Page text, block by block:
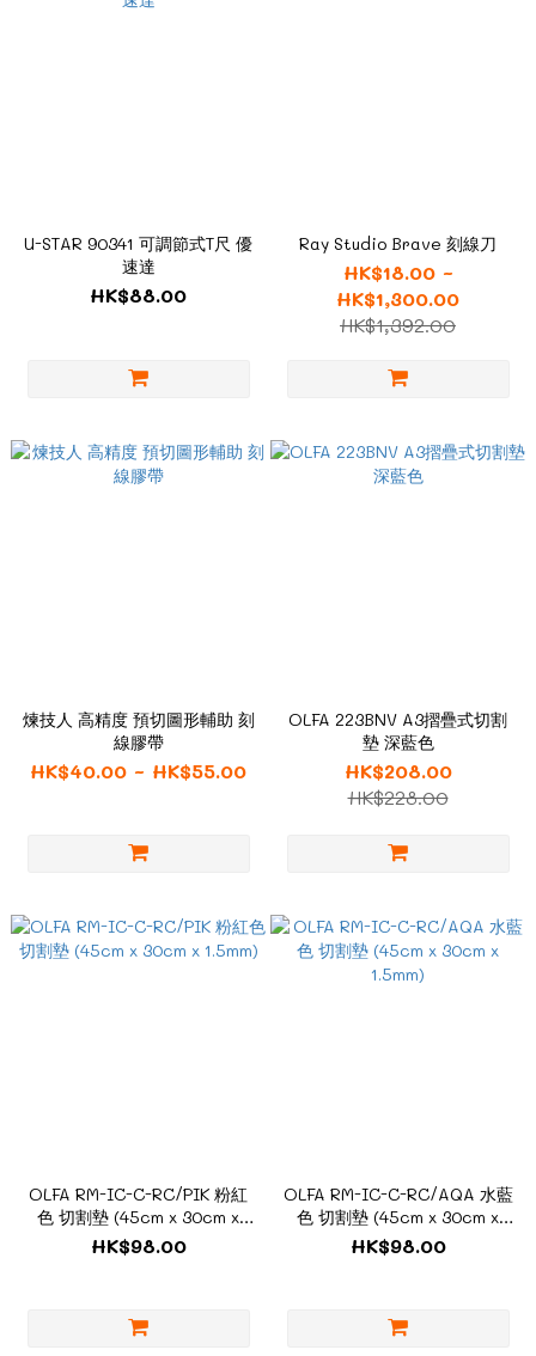
U-STAR 90341 可調節式T尺 優
速達
HK$88.00
Ray Studio Brave 刻線刀
HK$18.00 ~
HK$1,300.00
HK$1,392.00
煉技人 高精度 預切圖形輔助 刻
線膠帶
HK$40.00 ~ HK$55.00
OLFA 223BNV A3摺疊式切割
墊 深藍色
HK$208.00
HK$228.00
OLFA RM-IC-C-RC/PIK 粉紅
色 切割墊 (45cm x 30cm x
1.5mm)
HK$98.00
OLFA RM-IC-C-RC/AQA 水藍
色 切割墊 (45cm x 30cm x
1.5mm)
HK$98.00